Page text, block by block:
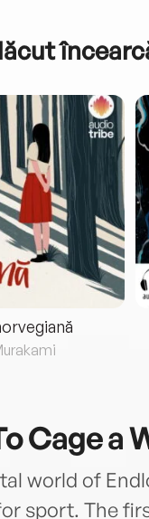
Cage a
world of
sport. The